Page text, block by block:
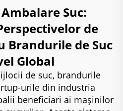
Suc:
de
Brandurile de Suc
Global
de suc, brandurile
urile din industria
beneficiari ai mașinilor